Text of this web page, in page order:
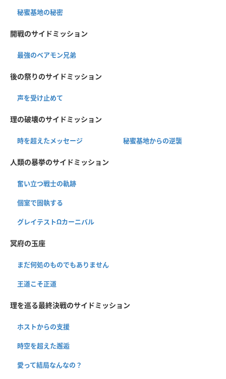
秘蜜基地の秘密
開戦のサイドミッション
最強のベアモン兄弟
後の祭りのサイドミッション
声を受け止めて
理の破壊のサイドミッション
時を超えたメッセージ 秘蜜基地からの逆襲
人類の暴挙のサイドミッション
奮い立つ戦士の軌跡
個室で固執する
グレイテストΩカーニバル
冥府の玉座
まだ何処のものでもありません
王道こそ正道
理を巡る最終決戦のサイドミッション
ホストからの支援
時空を超えた邂逅
愛って結局なんなの？